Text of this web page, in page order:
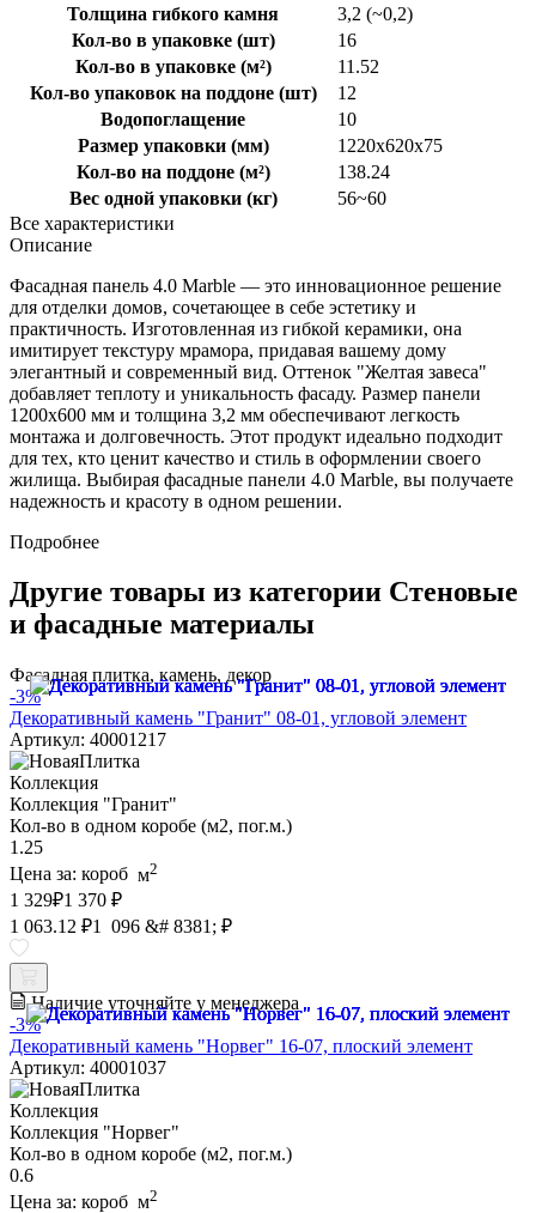
Толщина гибкого камня
3,2 (~0,2)
Кол-во в упаковке (шт)
16
Кол-во в упаковке (м²)
11.52
Кол-во упаковок на поддоне (шт)
12
Водопоглащение
10
Размер упаковки (мм)
1220x620x75
Кол-во на поддоне (м²)
138.24
Вес одной упаковки (кг)
56~60
Все характеристики
Описание
Фасадная панель 4.0 Marble — это инновационное решение
для отделки домов, сочетающее в себе эстетику и
практичность. Изготовленная из гибкой керамики, она
имитирует текстуру мрамора, придавая вашему дому
элегантный и современный вид. Оттенок "Желтая завеса"
добавляет теплоту и уникальность фасаду. Размер панели
1200x600 мм и толщина 3,2 мм обеспечивают легкость
монтажа и долговечность. Этот продукт идеально подходит
для тех, кто ценит качество и стиль в оформлении своего
жилища. Выбирая фасадные панели 4.0 Marble, вы получаете
надежность и красоту в одном решении.
Подробнее
Другие товары из категории Стеновые
и фасадные материалы
Фасадная плитка, камень, декор
-3%
Декоративный камень "Гранит" 08-01, угловой элемент
Артикул: 40001217
Коллекция
Коллекция "Гранит"
Кол-во в одном коробе (м2, пог.м.)
1.25
Цена за: короб м2
1 329₽1 370 ₽
1 063.12 ₽1 096 &# 8381; ₽
Наличие уточняйте у менеджера
-3%
Декоративный камень "Норвег" 16-07, плоский элемент
Артикул: 40001037
Коллекция
Коллекция "Норвег"
Кол-во в одном коробе (м2, пог.м.)
0.6
Цена за: короб м2